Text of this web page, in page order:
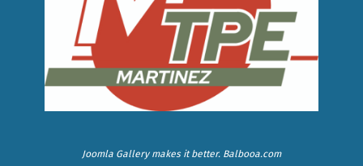
Joomla Gallerymakes it better. Balbooa.com